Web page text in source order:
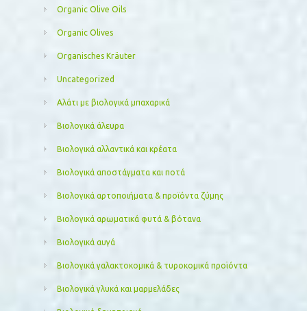
Organic Olive Oils
Organic Olives
Organisches Kräuter
Uncategorized
Αλάτι με βιολογικά μπαχαρικά
Βιολογικά άλευρα
Βιολογικά αλλαντικά και κρέατα
Βιολογικά αποστάγματα και ποτά
Βιολογικά αρτοποιήματα & προϊόντα ζύμης
Βιολογικά αρωματικά φυτά & βότανα
Βιολογικά αυγά
Βιολογικά γαλακτοκομικά & τυροκομικά προϊόντα
Βιολογικά γλυκά και μαρμελάδες